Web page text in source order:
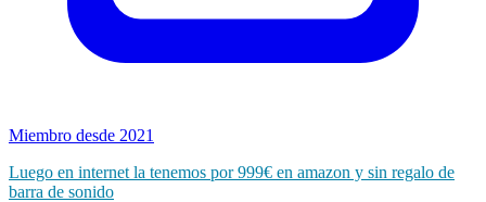
Miembro desde 2021
Luego en internet la tenemos por 999€ en amazon y sin regalo de
barra de sonido